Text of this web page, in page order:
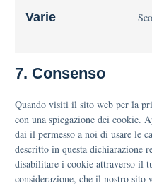
Varie
7. Consenso
Quando visiti il sito web per la
con una spiegazione dei cookie.
dai il permesso a noi di usare le
descritto in questa dichiarazione
disabilitare i cookie attraverso il
considerazione, che il nostro sito